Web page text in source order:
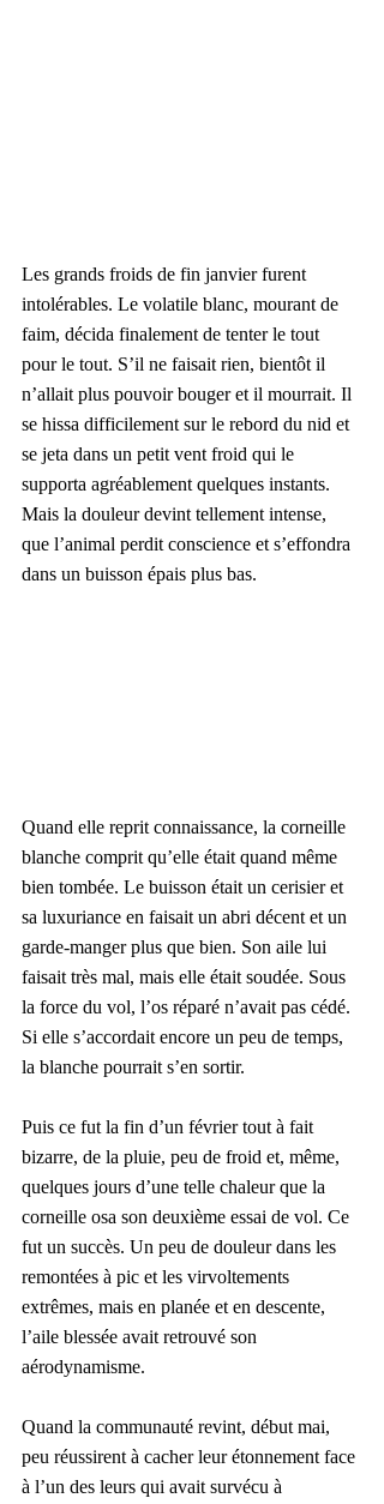
Les grands froids de fin janvier furent
intolérables. Le volatile blanc, mourant de
faim, décida finalement de tenter le tout
pour le tout. S’il ne faisait rien, bientôt il
n’allait plus pouvoir bouger et il mourrait. Il
se hissa difficilement sur le rebord du nid et
se jeta dans un petit vent froid qui le
supporta agréablement quelques instants.
Mais la douleur devint tellement intense,
que l’animal perdit conscience et s’effondra
dans un buisson épais plus bas.
Quand elle reprit connaissance, la corneille
blanche comprit qu’elle était quand même
bien tombée. Le buisson était un cerisier et
sa luxuriance en faisait un abri décent et un
garde-manger plus que bien. Son aile lui
faisait très mal, mais elle était soudée. Sous
la force du vol, l’os réparé n’avait pas cédé.
Si elle s’accordait encore un peu de temps,
la blanche pourrait s’en sortir.
Puis ce fut la fin d’un février tout à fait
bizarre, de la pluie, peu de froid et, même,
quelques jours d’une telle chaleur que la
corneille osa son deuxième essai de vol. Ce
fut un succès. Un peu de douleur dans les
remontées à pic et les virvoltements
extrêmes, mais en planée et en descente,
l’aile blessée avait retrouvé son
aérodynamisme.
Quand la communauté revint, début mai,
peu réussirent à cacher leur étonnement face
à l’un des leurs qui avait survécu à